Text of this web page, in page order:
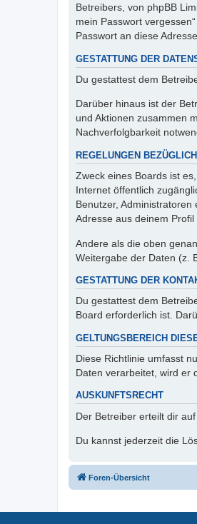
Betreibers, von phpBB
mein Passwort
Passwort an diese
GESTATTUNG DER
Du gestattest dem
Darüber hinaus ist der
und Aktionen zusammen
Nachverfolgbarkeit
REGELUNGEN
Zweck eines Boards ist
Internet öffentlich
Benutzer,
Adresse aus deinem
Andere als die oben
Weitergabe der Daten (z.
GESTATTUNG DER
Du gestattest dem
Board erforderlich ist.
GELTUNGSBEREICH
Diese Richtlinie umfasst
Daten verarbeitet, wird er
AUSKUNFTSRECHT
Der Betreiber erteilt dir
Du kannst jederzeit die
Foren-Übersicht